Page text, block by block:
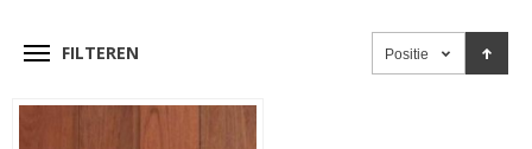
FILTEREN Positie